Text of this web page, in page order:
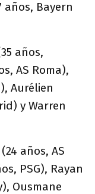
años, Bayern
años,
AS Roma),
Aurélien
y Warren
años, AS
PSG), Rayan
Ousmane